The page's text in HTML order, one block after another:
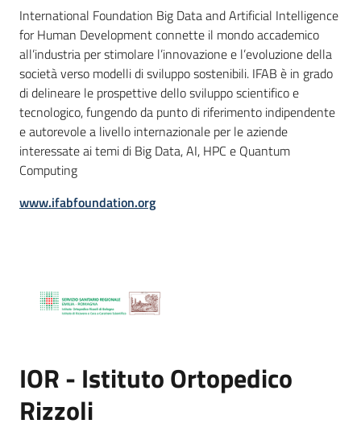
International Foundation Big Data and Artificial Intelligence
for Human Development connette il mondo accademico
all’industria per stimolare l’innovazione e l’evoluzione della
società verso modelli di sviluppo sostenibili. IFAB è in grado
di delineare le prospettive dello sviluppo scientifico e
tecnologico, fungendo da punto di riferimento indipendente
e autorevole a livello internazionale per le aziende
interessate ai temi di Big Data, AI, HPC e Quantum
Computing
www.ifabfoundation.org
IOR - Istituto Ortopedico
Rizzoli